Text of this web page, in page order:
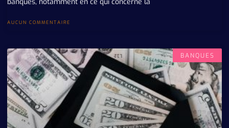
banques, notamment en ce qui concerne la
AUCUN COMMENTAIRE
BANQUES